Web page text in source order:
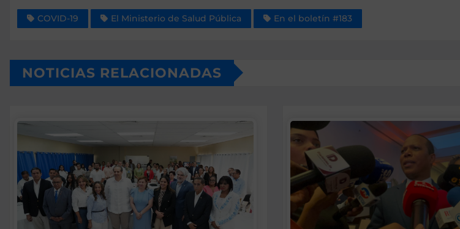
COVID-19 El Ministerio de Salud Pública En el boletín #183
NOTICIAS RELACIONADAS